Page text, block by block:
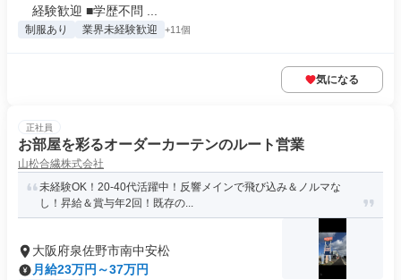
経験歓迎 ■学歴不問 ...
制服あり 業界未経験歓迎 +11個
気になる
正社員
お部屋を彩るオーダーカーテンのルート営業
山松合繊株式会社
未経験OK！20-40代活躍中！反響メインで飛び込み＆ノルマな
し！昇給＆賞与年2回！既存の...
大阪府泉佐野市南中安松
月給23万円～37万円